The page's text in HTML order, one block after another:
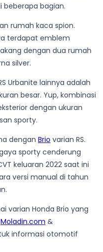
beberapa bagian.
rumah kaca spion.
terdapat emblem
dengan dua rumah
silver.
Urbanite lainnya adalah
besar. Yup, kombinasi
dengan ukuran
sporty.
dengan Brio varian RS.
sporty cenderung
keluaran 2022 saat ini
versi manual di tahun
varian Honda Brio yang
Moladin.com &
informasi otomotif